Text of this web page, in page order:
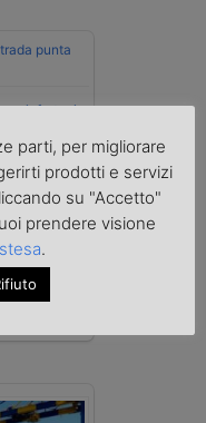
punta
infortunio
multe per
di
parti, per migliorare
prodotti e servizi
su "Accetto"
prendere visione
.